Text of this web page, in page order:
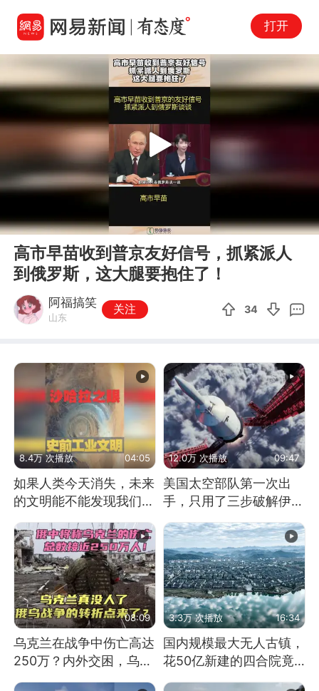
打开
00:00 00:11
Play
高市早苗收到普京友好信号，抓紧派人
到俄罗斯，这大腿要抱住了！
阿福搞笑
山东
关注 34
8.4万 次播放 04:05
如果人类今天消失，未来
的文明能不能发现我们存
在过？
12.0万 次播放 09:47
美国太空部队第一次出
手，只用了三步破解伊朗
防空
08:09
乌克兰在战争中伤亡高达
250万？内外交困，乌克
3.3万 次播放 16:34
国内规模最大无人古镇，
花50亿新建的四合院竟